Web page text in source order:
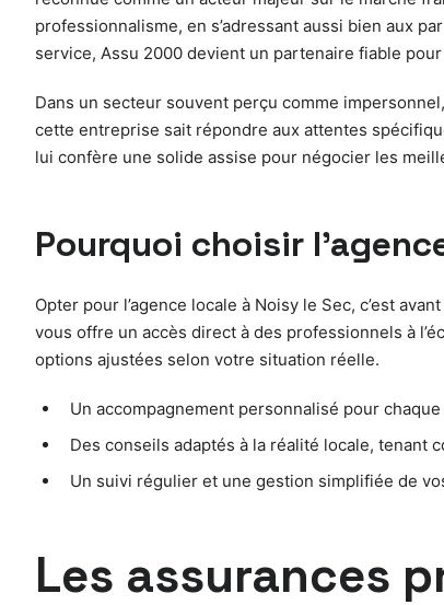
professionnalisme, en s’adressant aussi bien aux
service, Assu 2000 devient un partenaire fiable pour
Dans un secteur souvent perçu comme
cette entreprise sait répondre aux attentes
lui confère une solide assise pour négocier les
Pourquoi choisir
Opter pour l’agence locale à Noisy le Sec, c’est
vous offre un accès direct à des professionnels à
options ajustées selon votre situation réelle.
Un accompagnement personnalisé pour
Des conseils adaptés à la réalité locale, tenant
Un suivi régulier et une gestion simplifiée de
Les assurances